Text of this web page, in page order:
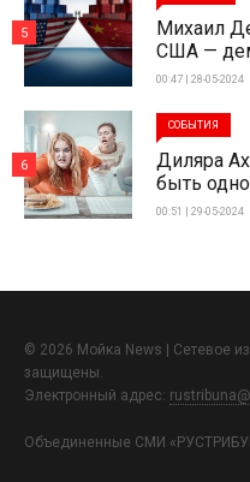
Михаил
США —
00:47 | 28-05-2024
5
СОБЫТИЯ
Диляра
быть
00:51 | 29-05-2024
6
© 2026 Мойка News | Сетевое
защищены.
Электронный адрес:
Объединенные СМИ